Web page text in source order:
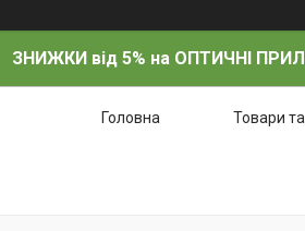
ЗНИЖКИ від 5% на ОПТИЧНІ
Головна Товари